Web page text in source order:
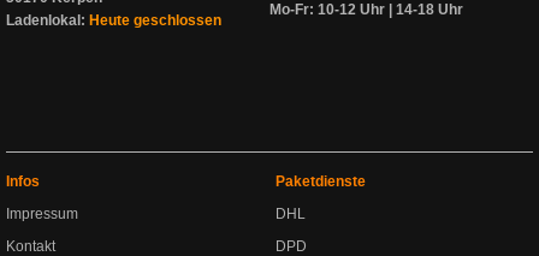
Ladenlokal: Heute geschlossen
Mo-Fr: 10-12 Uhr | 14-18 Uhr
Infos
Impressum
Kontakt
Paketdienste
DHL
DPD